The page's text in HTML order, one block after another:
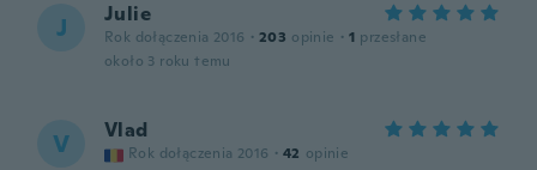
J Julie
Rok dołączenia 2016 · 203 opinie · 1 przesłane
około 3 roku temu
V Vlad
Rok dołączenia 2016 · 42 opinie